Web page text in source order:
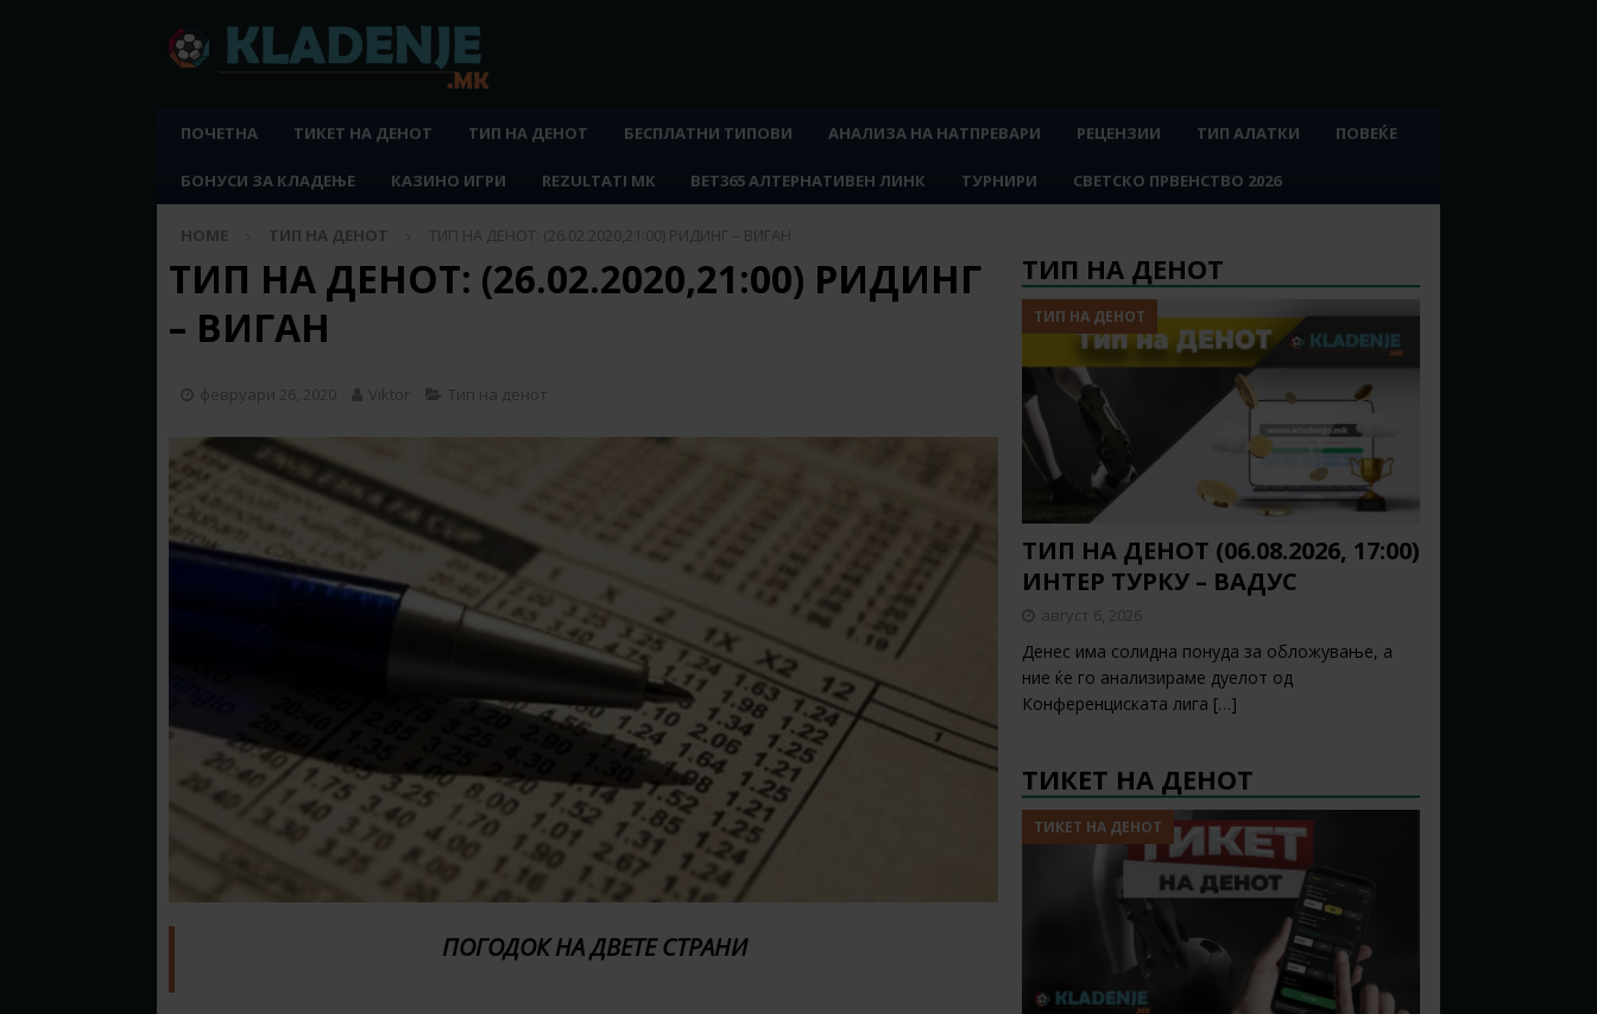
ПОЧЕТНА ТИКЕТ НА ДЕНОТ ТИП НА ДЕНОТ БЕСПЛАТНИ ТИПОВИ АНАЛИЗА НА НАТПРЕВАРИ РЕЦЕНЗИИ ТИП АЛАТКИ ПОВЕЌЕ
БОНУСИ ЗА КЛАДЕЊЕ КАЗИНО ИГРИ REZULTATI MK BET365 АЛТЕРНАТИВЕН ЛИНК ТУРНИРИ СВЕТСКО ПРВЕНСТВО 2026
HOME ТИП НА ДЕНОТ ТИП НА ДЕНОТ: (26.02.2020,21:00) РИДИНГ – ВИГАН
ТИП НА ДЕНОТ: (26.02.2020,21:00) РИДИНГ
– ВИГАН
февруари 26, 2020 Viktor Тип на денот
ПОГОДОК НА ДВЕТЕ СТРАНИ
ТИП НА ДЕНОТ
ТИП НА ДЕНОТ
ТИП НА ДЕНОТ (06.08.2026, 17:00)
ИНТЕР ТУРКУ – ВАДУС
август 6, 2026
Денес има солидна понуда за обложување, а
ние ќе го анализираме дуелот од
Конференциската лига […]
ТИКЕТ НА ДЕНОТ
ТИКЕТ НА ДЕНОТ